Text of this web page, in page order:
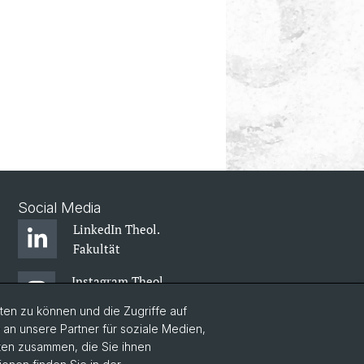
Social Media
LinkedIn Theol.
Fakultät
Instagram Theol.
Zentr. Jüd. Studien
zu können und die Zugriffe auf
unsere Partner für soziale Medien,
zusammen, die Sie ihnen